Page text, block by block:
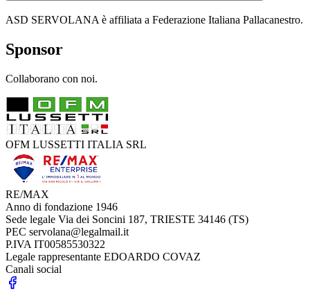
ASD SERVOLANA è affiliata a Federazione Italiana Pallacanestro.
Sponsor
Collaborano con noi.
OFM LUSSETTI ITALIA SRL
RE/MAX
Anno di fondazione 1946
Sede legale Via dei Soncini 187, TRIESTE 34146 (TS)
PEC servolana@legalmail.it
P.IVA IT00585530322
Legale rappresentante EDOARDO COVAZ
Canali social